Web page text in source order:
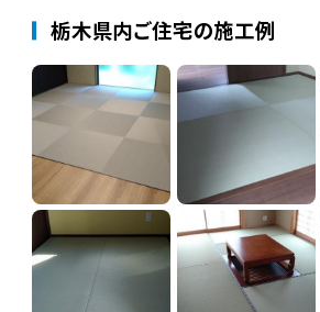
栃木県内ご住宅の施工例